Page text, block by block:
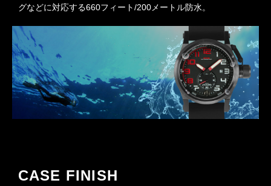
グなどに対応する660フィート/200メートル防水。
CASE FINISH